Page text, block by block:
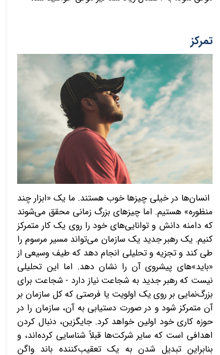
تمرکز
انسان‌ها در خیلی چیزها خوب هستند. ما یک«ابزار چند
منظوره» هستیم. اما چیزهای بزرگ زمانی محقق می‌شوند
که دامنه دانش و توانایی‌های خود را روی یک کار متمرکز
کنیم. یک رهبر جدید یک سازمان می‌تواند مسیر مرسوم را
طی کند و تجزیه و تحلیلی انجام دهد که طیف وسیعی از
«باید»های پیشروی آن را نشان دهد. اما این تحلیلی
نیست که رهبر جدید به شجاعت نیاز دارد - شجاعت برای
بزرگ‌نمایی بر روی یک اولویت یا فرصتی که کل سازمان بر
آن متمرکز شود و در صورت دستیابی به آن، سازمان را در
حوزه کاری خود اولین خواهد کرد. جایگزین، دنبال کردن
اهدافی است که سایر شرکت‌ها قبلاً شناسایی کرده‌اند، و
بنابراین تبدیل شدن به یک تعقیب‌کننده باند واگن